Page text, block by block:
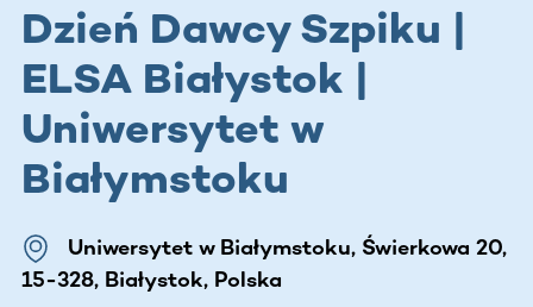
Dzień Dawcy Szpiku |
ELSA Białystok |
Uniwersytet w
Białymstoku
Uniwersytet w Białymstoku, Świerkowa 20,
15-328, Białystok, Polska